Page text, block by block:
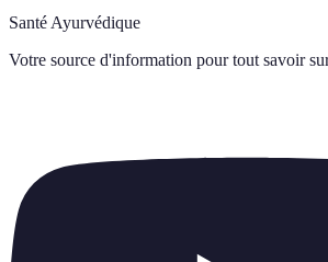
Santé Ayurvédique
Votre source d'information pour tout savoir